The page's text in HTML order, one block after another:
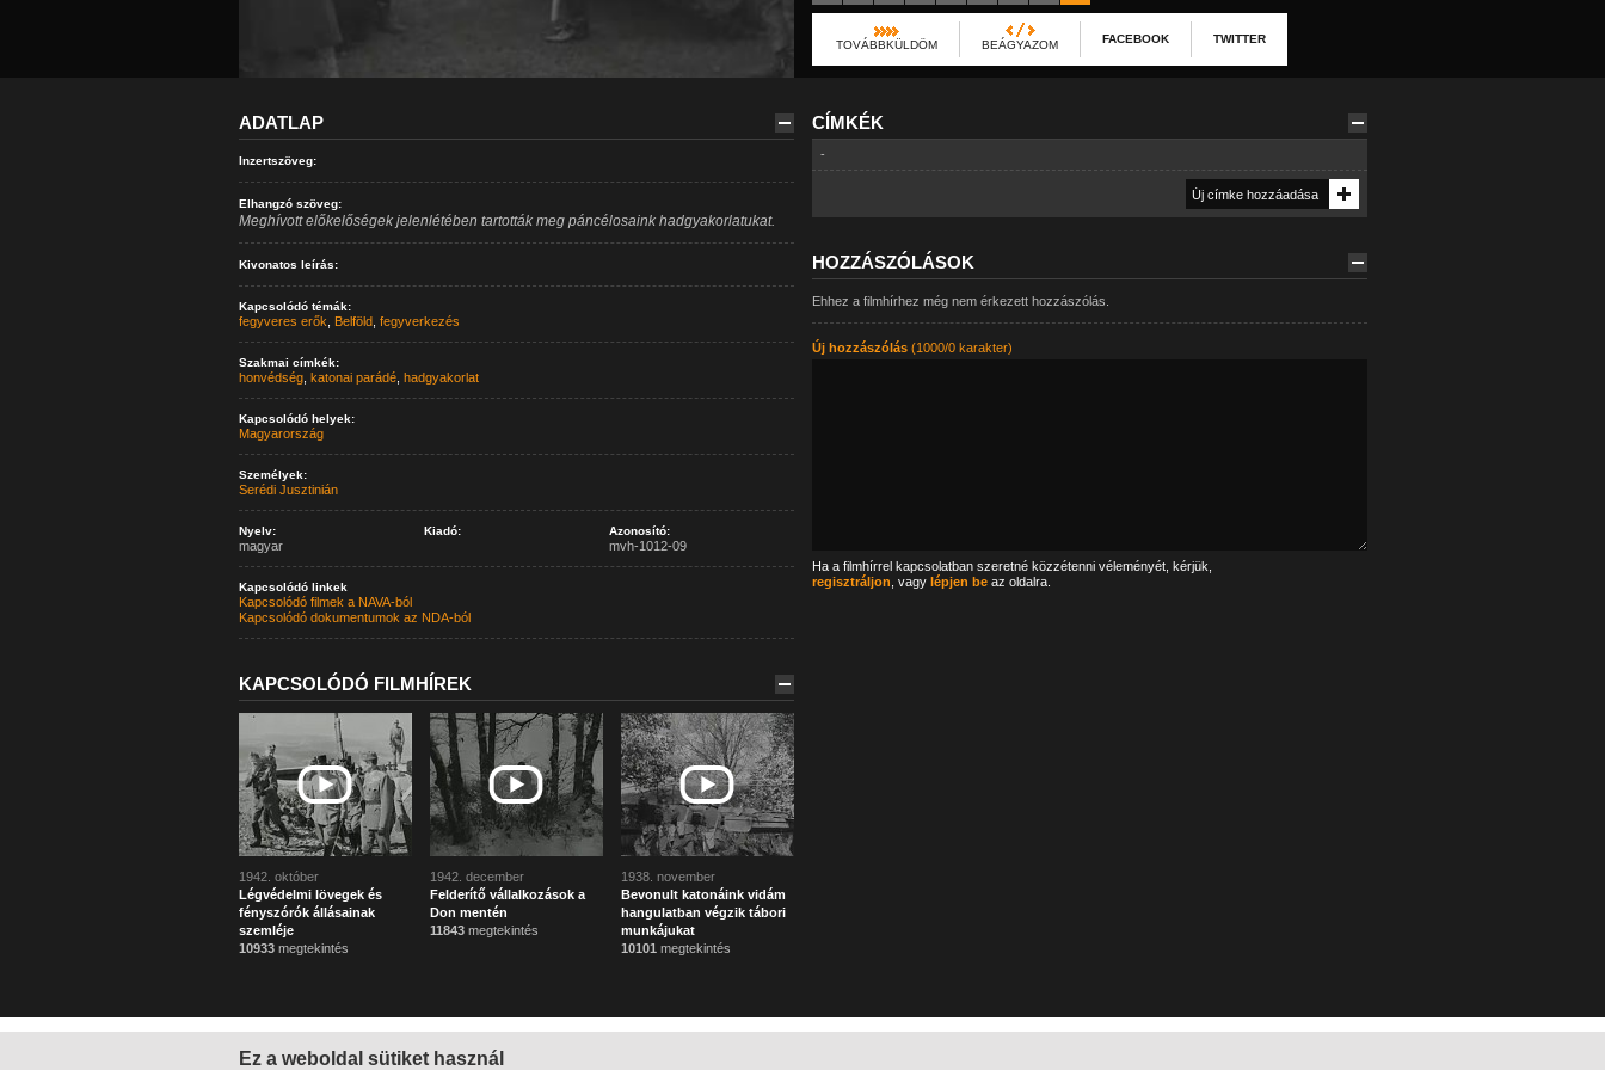
TOVÁBBKÜLDÖM BEÁGYAZOM FACEBOOK TWITTER
ADATLAP
Inzertszöveg:
Elhangzó szöveg:
Meghívott előkelőségek jelenlétében tartották meg páncélosaink hadgyakorlatukat.
Kivonatos leírás:
Kapcsolódó témák:
fegyveres erők Belföld, fegyverkezés
Szakmai címkék:
honvédség, katonai parádé, hadgyakorlat
Kapcsolódó helyek:
Magyarország
Személyek:
Serédi Jusztinián
Nyelv:
magyar
Kiadó: Azonosító:
mvh-1012-09
Kapcsolódó linkek
Kapcsolódó filmek a NAVA-ból
Kapcsolódó dokumentumok az NDA-ból
KAPCSOLÓDÓ FILMHÍREK
1942. október
Légvédelmi lövegek és
fényszórók állásainak
szemléje
10933megtekintés
1942. december
Felderítő vállalkozások a
Don mentén
11843megtekintés
1938. november
Bevonult katonáink vidám
hangulatban végzik tábori
munkájukat
10101 megtekintés
CÍMKÉK
-
HOZZÁSZÓLÁSOK
Ehhez a filmhírhez még nem érkezett hozzászólás.
Új hozzászólás(1000/0 karakter)
Ha a filmhírrel kapcsolatban szeretné közzétenni véleményét, kérjük,
regisztráljon , vagy lépjen beaz oldalra.
Ez a weboldal sütiket használ